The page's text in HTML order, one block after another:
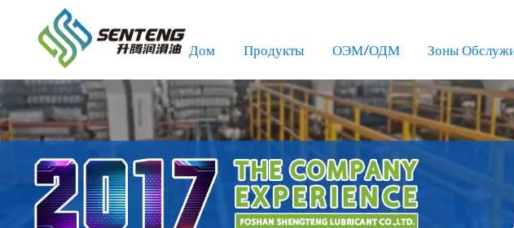
Дом Продукты ОЭМ/ОДМ Зоны